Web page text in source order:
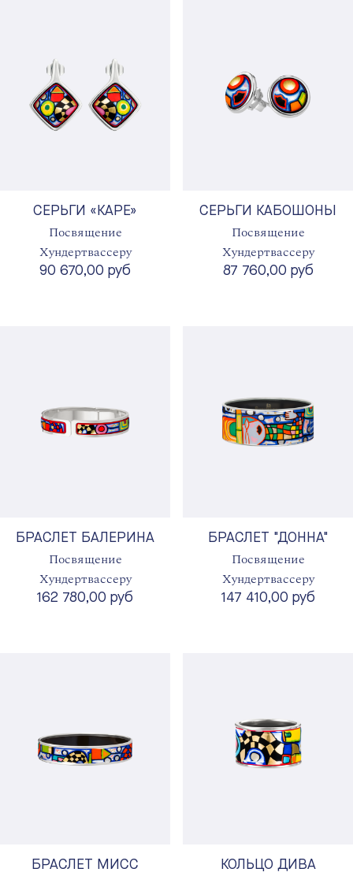
СЕРЬГИ «КАРЕ»
Посвящение
Хундертвассеру
90 670,00 руб
СЕРЬГИ КАБОШОНЫ
Посвящение
Хундертвассеру
87 760,00 руб
БРАСЛЕТ БАЛЕРИНА
Посвящение
Хундертвассеру
162 780,00 руб
БРАСЛЕТ "ДОННА"
Посвящение
Хундертвассеру
147 410,00 руб
БРАСЛЕТ МИСС КОЛЬЦО ДИВА